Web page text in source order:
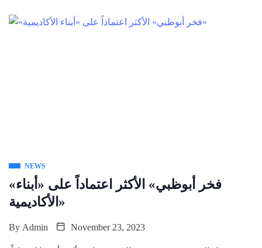
NEWS
«فخر أبوظبي» الأكثر اعتماداً على «أبناء
الأكاديمية»
By Admin November 23, 2023